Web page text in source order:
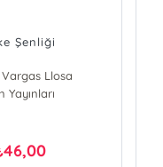
Şenliği
Llosa
Yayınları
46,00